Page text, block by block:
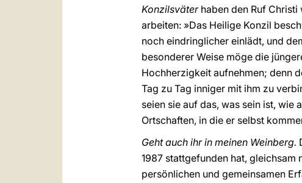
Konzilsväter haben den Ruf
arbeiten: »Das Heilige Konzil
noch eindringlicher einlädt, und
besonderer Weise möge die
Hochherzigkeit aufnehmen; denn
Tag zu Tag inniger mit ihm zu
seien sie auf das, was sein ist, wie
Ortschaften, in die er selbst
Geht auch ihr in meinen Weinberg.
1987 stattgefunden hat, gleichsam
persönlichen und gemeinsamen